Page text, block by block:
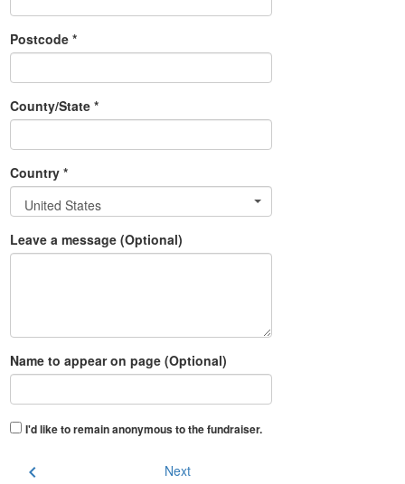
Postcode *
County/State *
Country *
United States
Leave a message (Optional)
Name to appear on page (Optional)
I'd like to remain anonymous to the fundraiser.
chevron_left Next